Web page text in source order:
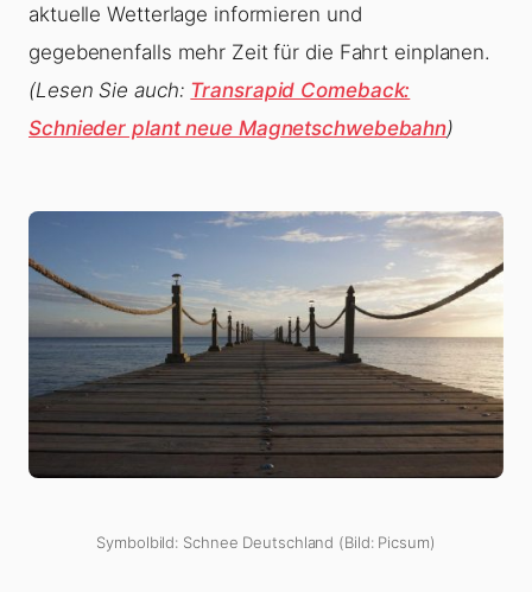
aktuelle Wetterlage informieren und
gegebenenfalls mehr Zeit für die Fahrt einplanen.
(Lesen Sie auch: Transrapid Comeback:
Schnieder plant neue Magnetschwebebahn)
Symbolbild: Schnee Deutschland (Bild: Picsum)